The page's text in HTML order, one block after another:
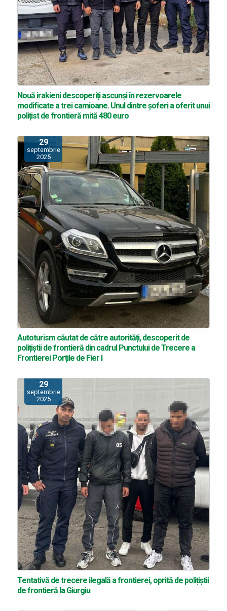
Nouă irakieni descoperiți ascunși în rezervoarele
modificate a trei camioane. Unul dintre șoferi a oferit unui
polițist de frontieră mită 480 euro
29
septembrie
2025
Autoturism căutat de către autorități, descoperit de
polițiștii de frontieră din cadrul Punctului de Trecere a
Frontierei Porțile de Fier I
29
septembrie
2025
Tentativă de trecere ilegală a frontierei, oprită de polițiștii
de frontieră la Giurgiu